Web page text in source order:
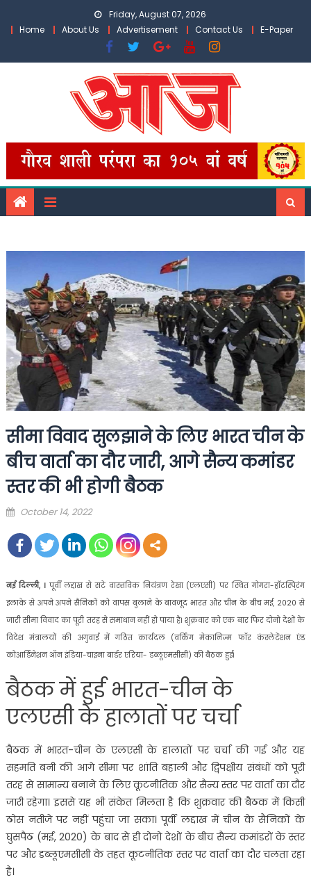
Friday, August 07, 2026
Home
About Us Advertisement Contact Us E-Paper
सीमा विवाद सुलझाने के लिए भारत चीन के
बीच वार्ता का दौर जारी, आगे सैन्य कमांडर
स्तर की भी होगी बैठक
Posted
October 14, 2022
नई दिल्ली, । पूर्वी लद्दाख से सटे वास्तविक नियंत्रण रेखा (एलएसी) पर स्थित गोगरा-हॉटस्पि्रंग
इलाके से अपने अपने सैनिकों को वापस बुलाने के बावजूद भारत और चीन के बीच मई, 2020 से
जारी सीमा विवाद का पूरी तरह से समाधान नहीं हो पाया है। शुक्रवार को एक बार फिर दोनो देशों के
विदेश मंत्रालयों की अगुवाई में गठित कार्यदल (वर्किंग मेकानिज्म फॉर कंस्लेटेंशन एंड
कोआर्डिनेशन ऑन इंडिया-चाइना बार्डर एरिया- डब्लूएमसीसी) की बैठक हुई।
बैठक में हुई भारत-चीन के
एलएसी के हालातों पर चर्चा
बैठक में भारत-चीन के एलएसी के हालातों पर चर्चा की गई और यह
सहमति बनी की आगे सीमा पर शांति बहाली और द्विपक्षीय संबंधों को पूरी
तरह से सामान्य बनाने के लिए कूटनीतिक और सैन्य स्तर पर वार्ता का दौर
जारी रहेगा। इससे यह भी संकेत मिलता है कि शुक्रवार की बैठक में किसी
ठोस नतीजे पर नहीं पहुंचा जा सका। पूर्वी लद्दाख में चीन के सैनिकों के
घुसपैठ (मई, 2020) के बाद से ही दोनो देशों के बीच सैन्य कमांडरों के स्तर
पर और डब्लूएमसीसी के तहत कूटनीतिक स्तर पर वार्ता का दौर चलता रहा
है।